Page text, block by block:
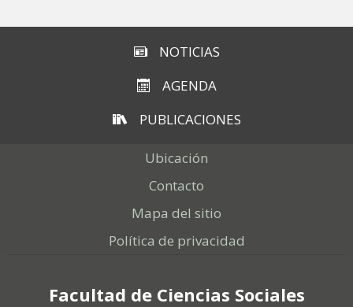
NOTICIAS
AGENDA
PUBLICACIONES
Ubicación
Contacto
Mapa del sitio
Política de privacidad
Facultad de Ciencias Sociales